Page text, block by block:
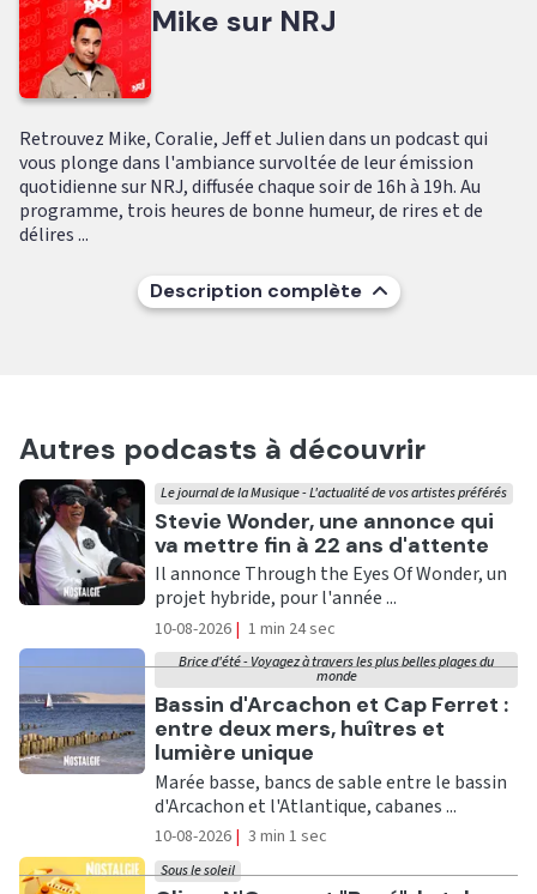
Mike sur NRJ
Retrouvez Mike, Coralie, Jeff et Julien dans un podcast qui
vous plonge dans l'ambiance survoltée de leur émission
quotidienne sur NRJ, diffusée chaque soir de 16h à 19h. Au
programme, trois heures de bonne humeur, de rires et de
délires ...
Description complète
Autres podcasts à découvrir
Ecouter
Stevie Wonder, une annonce qui
va mettre fin à 22 ans d'attente
Le journal de la Musique - L'actualité de vos artistes préférés
Il annonce Through the Eyes Of Wonder, un
projet hybride, pour l'année ...
10-08-2026 | 1 min 24 sec
Ecouter
Bassin d'Arcachon et Cap Ferret :
entre deux mers, huîtres et
lumière unique
Brice d'été - Voyagez à travers les plus belles plages du
monde
Marée basse, bancs de sable entre le bassin
d'Arcachon et l'Atlantique, cabanes ...
10-08-2026 | 3 min 1 sec
Sous le soleil